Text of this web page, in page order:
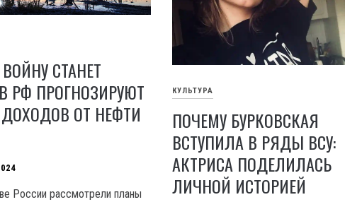
СТАНЕТ
РФ ПРОГНОЗИРУЮТ
ОТ НЕФТИ
России рассмотрели планы
КУЛЬТУРА
ПОЧЕМУ БУРКОВСКАЯ
ВСТУПИЛА В РЯДЫ ВСУ:
АКТРИСА ПОДЕЛИЛАСЬ
ЛИЧНОЙ ИСТОРИЕЙ